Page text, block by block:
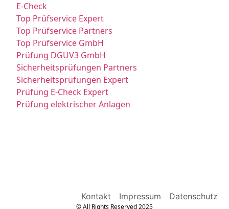
E-Check
Top Prüfservice Expert
Top Prüfservice Partners
Top Prüfservice GmbH
Prüfung DGUV3 GmbH
Sicherheitsprüfungen Partners
Sicherheitsprüfungen Expert
Prüfung E-Check Expert
Prüfung elektrischer Anlagen
Kontakt Impressum Datenschutz
© All Rights Reserved 2025